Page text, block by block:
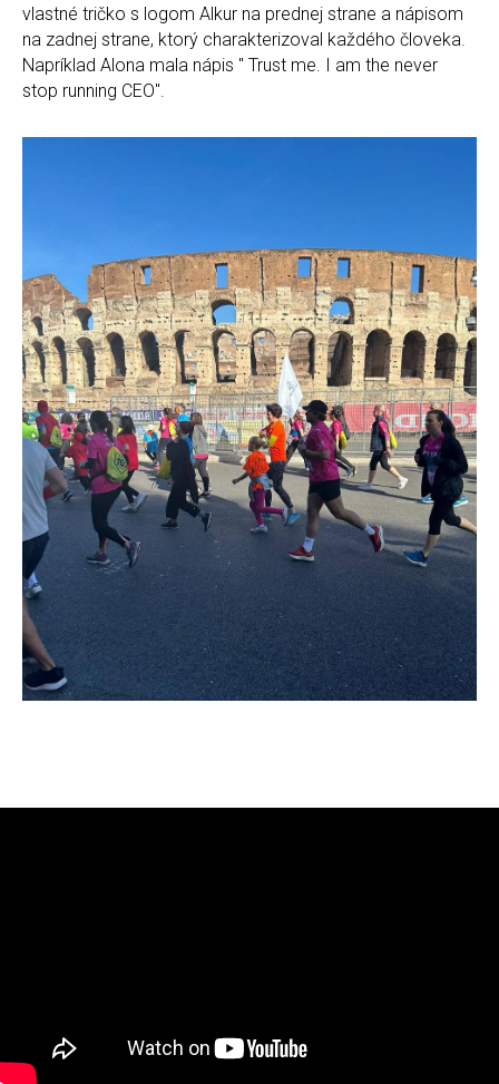
vlastné tričko s logom Alkur na prednej strane a nápisom
na zadnej strane, ktorý charakterizoval každého človeka.
Napríklad Alona mala nápis " Trust me. I am the never
stop running CEO".